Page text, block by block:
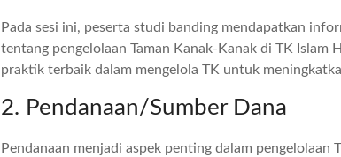
Pada sesi ini, peserta studi banding mendapatkan
tentang pengelolaan Taman Kanak-Kanak di TK Islam
praktik terbaik dalam mengelola TK untuk
2. Pendanaan/Sumber Dana
Pendanaan menjadi aspek penting dalam pengelolaan